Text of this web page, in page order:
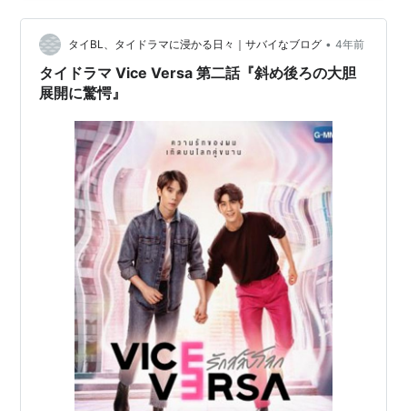
スパンで予想外の展開を続けてきての タイBL『Vice
Versa』第三話の感想を rukacchii.hatenablog.com と言
いつつ三話はこれといったサプライズ展開はなく…
タイBL、タイドラマに浸かる日々｜サバイなブログ • 4年前
タイドラマ Vice Versa 第二話『斜め後ろの大胆
展開に驚愕』